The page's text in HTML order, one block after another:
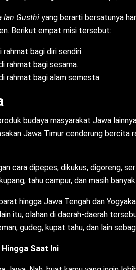
lan Gusthi yang berarti bersatunya
Berikut empat misi tersebut:
rahmat bagi diri sendiri.
rahmat bagi sesama.
rahmat bagi alam semesta.
budaya masyarakat Jawa
Jawa Timur cenderung bercita
cara dipepes, dikukus, digoreng,
tahu campur, dan masih banyak
hingga Jawa Tengah dan
itu, olahan di daerah-daerah
gudeg, kupat tahu, dan lain
Saat Ini